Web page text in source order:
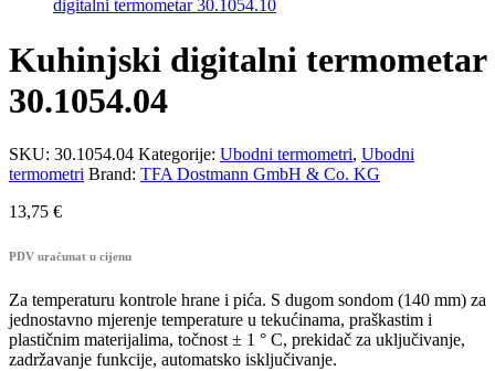
digitalni termometar 30.1054.10
Kuhinjski digitalni termometar
30.1054.04
SKU: 30.1054.04 Kategorije: Ubodni termometri, Ubodni
termometri Brand: TFA Dostmann GmbH & Co. KG
13,75 €
PDV uračunat u cijenu
Za temperaturu kontrole hrane i pića. S dugom sondom (140 mm) za
jednostavno mjerenje temperature u tekućinama, praškastim i
plastičnim materijalima, točnost ± 1 ° C, prekidač za uključivanje,
zadržavanje funkcije, automatsko isključivanje.